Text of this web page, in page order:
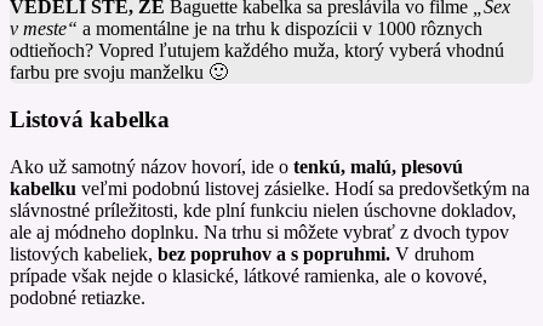
VEDELI STE, ŽE Baguette kabelka sa preslávila vo filme
„Sex
v meste“ a momentálne je na trhu k dispozícii v 1000 rôznych
odtieňoch? Vopred ľutujem každého muža, ktorý vyberá vhodnú
farbu pre svoju manželku 🙂
Listová kabelka
Ako už samotný názov hovorí, ide o tenkú, malú, plesovú
kabelku veľmi podobnú listovej zásielke. Hodí sa predovšetkým na
slávnostné príležitosti, kde plní funkciu nielen úschovne dokladov,
ale aj módneho doplnku. Na trhu si môžete vybrať z dvoch typov
listových kabeliek, bez popruhov a s popruhmi. V druhom
prípade však nejde o klasické, látkové ramienka, ale o kovové,
podobné retiazke.